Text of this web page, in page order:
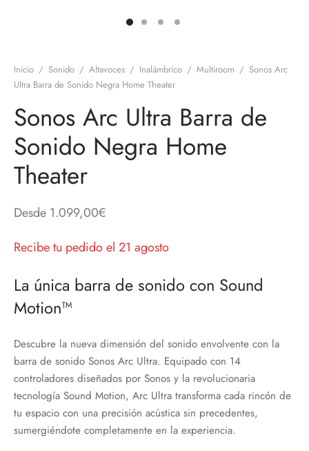
Inicio / Sonido / Altavoces / Inalámbrico / Multiroom / Sonos Arc
Ultra Barra de Sonido Negra Home Theater
Sonos Arc Ultra Barra de
Sonido Negra Home
Theater
Desde 1.099,00€
Recibe tu pedido el 21 agosto
La única barra de sonido con Sound
Motion™
Descubre la nueva dimensión del sonido envolvente con la
barra de sonido Sonos Arc Ultra. Equipado con 14
controladores diseñados por Sonos y la revolucionaria
tecnología Sound Motion, Arc Ultra transforma cada rincón de
tu espacio con una precisión acústica sin precedentes,
sumergiéndote completamente en la experiencia.
Equipos de Sonido